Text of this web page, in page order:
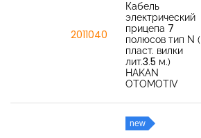
2011040
Кабель
электрический
прицепа 7
полюсов тип N (
пласт. вилки
лит.3.5 м.)
HAKAN
OTOMOTIV
new